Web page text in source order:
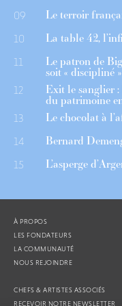
09 Le terroir
10 La table 42,
11 Le patron de
soit « discipliné »
12 Exit le sanglier
du patrimoine
13 Le chocolat à
14 Bernard
15 L’asperge
À PROPOS
LES FONDATEURS
LA COMMUNAUTÉ
NOUS REJOINDRE
CHEFS & ARTISTES ASSOCIÉS
RECEVOIR NOTRE NEWSLETTER